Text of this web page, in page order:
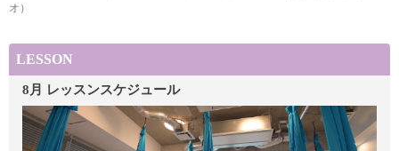
オ）
LESSON
8月 レッスンスケジュール